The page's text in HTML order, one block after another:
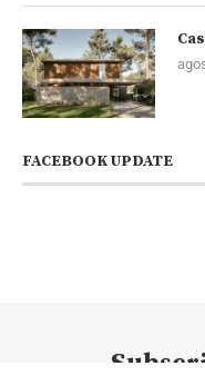
FACEBOOK UPDATE